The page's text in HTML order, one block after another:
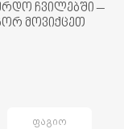
ჩვილებში –
მოვიქცეთ
ᲤᲐᲒᲘᲝ